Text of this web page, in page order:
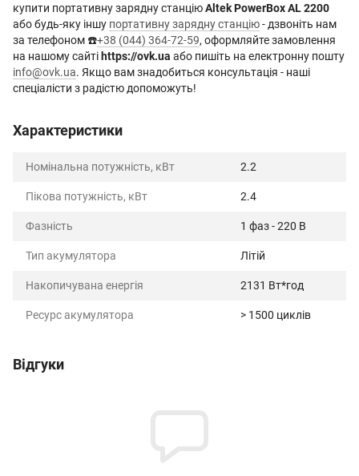
купити портативну зарядну станціюAltek PowerBox AL 2200
або будь-яку іншу портативну зарядну станцію- дзвоніть нам
за телефоном ☎️+38 (044) 364-72-59, оформляйте замовлення
на нашому сайті https://ovk.ua або пишіть на електронну пошту
info@ovk.ua. Якщо вам знадобиться консультація - наші
спеціалісти з радістю допоможуть!
Характеристики
Номінальна потужність, кВт 2.2
Пікова потужність, кВт 2.4
Фазність 1 фаз - 220 В
Тип акумулятора Літій
Накопичувана енергія 2131 Вт*год
Ресурс акумулятора > 1500 циклів
Відгуки